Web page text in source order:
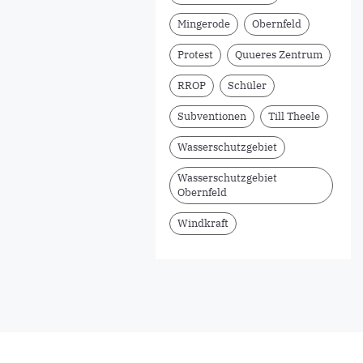
Mingerode Obernfeld
Protest Quueres Zentrum
RROP Schüler
Subventionen Till Theele
Wasserschutzgebiet
Wasserschutzgebiet
Obernfeld
Windkraft